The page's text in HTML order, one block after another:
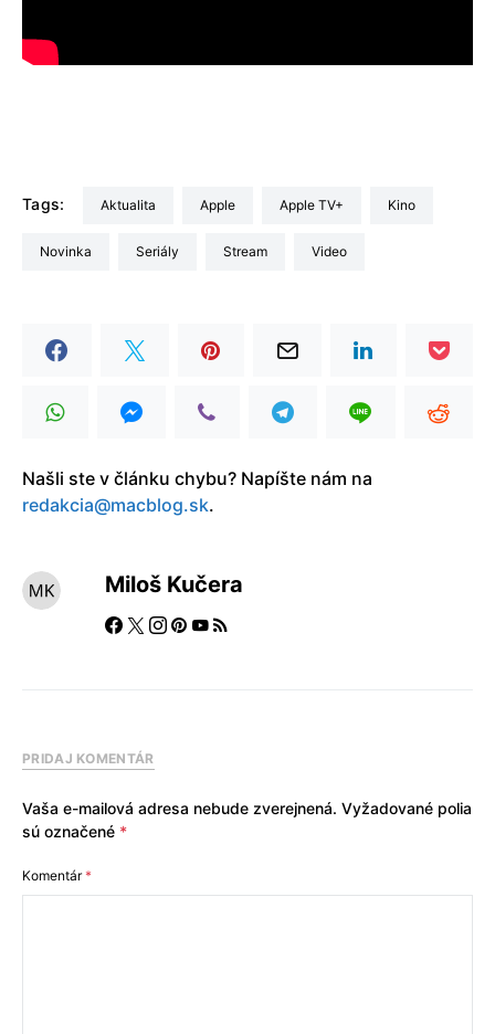
Tags: aktualita Apple Apple TV+ kino
Novinka seriály stream video
Našli ste v článku chybu? Napíšte nám na
redakcia@macblog.sk.
Miloš Kučera
PRIDAJ KOMENTÁR
Vaša e-mailová adresa nebude zverejnená. Vyžadované polia
sú označené *
Komentár*